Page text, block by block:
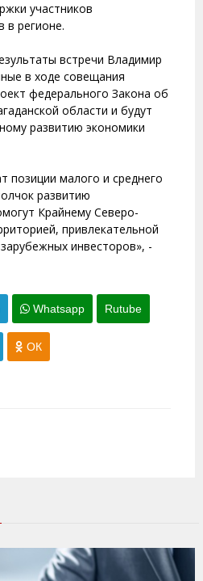
участников
в регионе.
встречи Владимир
в ходе совещания
федерального Закона об
области и будут
развитию экономики
позиции малого и среднего
развитию
Крайнему Северо-
привлекательной
инвесторов», -
Whatsapp Rutube
ОК